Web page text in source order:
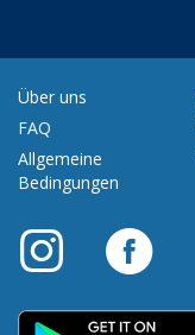
Über uns
FAQ
Allgemeine
Bedingungen